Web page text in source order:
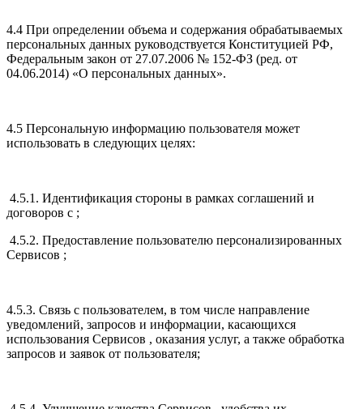
4.4 При определении объема и содержания обрабатываемых
персональных данных руководствуется Конституцией РФ,
Федеральным закон от 27.07.2006 № 152-ФЗ (ред. от
04.06.2014) «О персональных данных».
4.5 Персональную информацию пользователя может
использовать в следующих целях:
4.5.1. Идентификация стороны в рамках соглашений и
договоров с ;
4.5.2. Предоставление пользователю персонализированных
Сервисов ;
4.5.3. Связь с пользователем, в том числе направление
уведомлений, запросов и информации, касающихся
использования Сервисов , оказания услуг, а также обработка
запросов и заявок от пользователя;